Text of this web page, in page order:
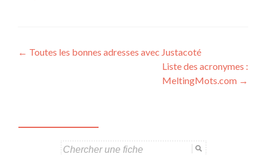
Navigation
← Toutes les bonnes adresses avec Justacoté
Liste des acronymes :
MeltingMots.com →